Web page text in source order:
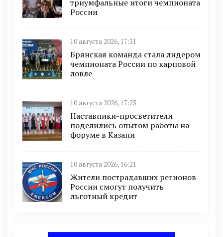
триумфальные итоги чемпионата
России
10 августа 2026, 17:31
Брянская команда стала лидером
чемпионата России по карповой
ловле
10 августа 2026, 17:23
Наставники-просветители
поделились опытом работы на
форуме в Казани
10 августа 2026, 16:21
Жители пострадавших регионов
России смогут получить
льготный кредит